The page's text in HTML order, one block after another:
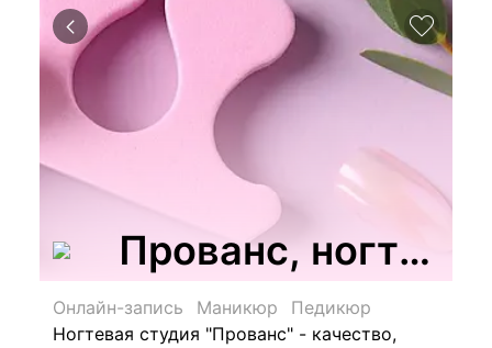
Прованс,
Онлайн-запись Маникюр
Педикюр
Ногтевая студия "Прованс" - качество,